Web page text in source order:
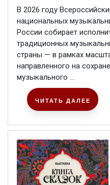
В 2026 году
национальных
России собирает
традиционных
страны — в рамках
направленного на
музыкального ...
ЧИТАТЬ ДАЛЕЕ